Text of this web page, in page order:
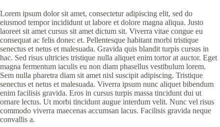
Lorem ipsum dolor sit amet, consectetur adipiscing elit, sed do
eiusmod tempor incididunt ut labore et dolore magna aliqua. Justo
laoreet sit amet cursus sit amet dictum sit. Viverra vitae congue eu
consequat ac felis donec et. Pellentesque habitant morbi tristique
senectus et netus et malesuada. Gravida quis blandit turpis cursus in
hac. Sed risus ultricies tristique nulla aliquet enim tortor at auctor. Eget
magna fermentum iaculis eu non diam phasellus vestibulum lorem.
Sem nulla pharetra diam sit amet nisl suscipit adipiscing. Tristique
senectus et netus et malesuada. Viverra ipsum nunc aliquet bibendum
enim facilisis gravida. Eros in cursus turpis massa tincidunt dui ut
ornare lectus. Ut morbi tincidunt augue interdum velit. Nunc vel risus
commodo viverra maecenas accumsan lacus. Facilisis gravida neque
convallis a.